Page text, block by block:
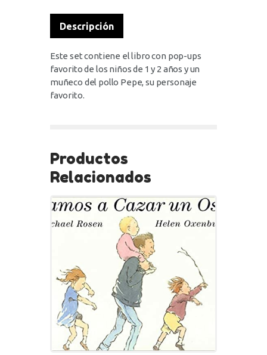
Descripción
Este set contiene el libro con pop-ups
favorito de los niños de 1 y 2 años y un
muñeco del pollo Pepe, su personaje
favorito.
Productos
Relacionados